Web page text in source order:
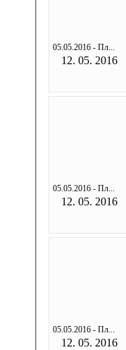
05.05.2016 - Пл...
12. 05. 2016
05.05.2016 - Пл...
12. 05. 2016
05.05.2016 - Пл...
12. 05. 2016